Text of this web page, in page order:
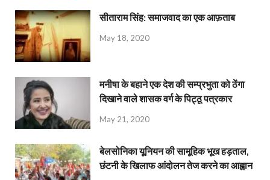
सीताराम सिंह: समाजवाद का एक आफ़ताब
May 18, 2020
मनीषा के बहाने एक देश की सम्प्रभुता को ठेंगा
दिखाने वाले शासक वर्ग के पिट्ठू पत्रकार
May 21, 2020
बेलसोनिका यूनियन की सामूहिक भूख हड़ताल,
छंटनी के खिलाफ आंदोलन तेज करने का आह्वान